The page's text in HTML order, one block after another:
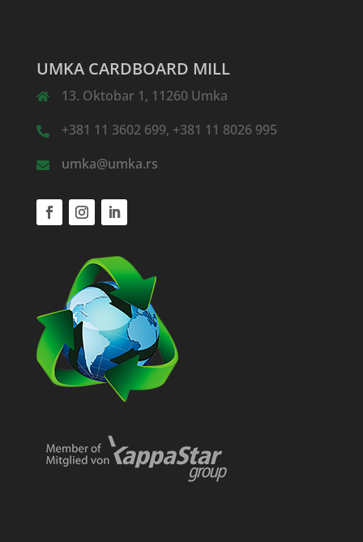
UMKA CARDBOARD MILL
13. Oktobar 1, 11260 Umka
+381 11 3602 699, +381 11 8026 995
umka@umka.rs